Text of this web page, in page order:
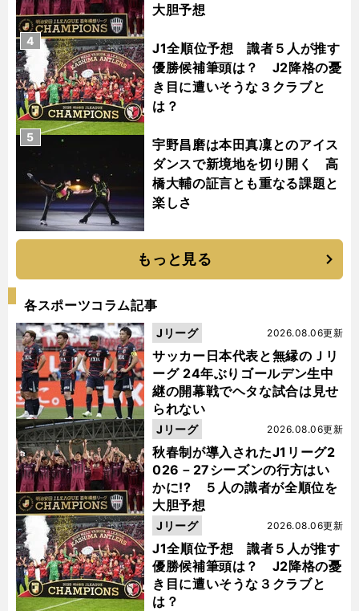
大胆予想
J1全順位予想 識者５人が推す
優勝候補筆頭は？ J2降格の憂
き目に遭いそうな３クラブと
は？
4
宇野昌磨は本田真凜とのアイス
ダンスで新境地を切り開く 高
橋大輔の証言とも重なる課題と
楽しさ
5
もっと見る
各スポーツコラム記事
サッカー日本代表と無縁のＪリ
ーグ 24年ぶりゴールデン生中
継の開幕戦でヘタな試合は見せ
られない
2026.08.06更新
Jリーグ
秋春制が導入されたJ1リーグ2
026－27シーズンの行方はい
かに!? ５人の識者が全順位を
大胆予想
2026.08.06更新
Jリーグ
J1全順位予想 識者５人が推す
優勝候補筆頭は？ J2降格の憂
き目に遭いそうな３クラブと
は？
2026.08.06更新
Jリーグ